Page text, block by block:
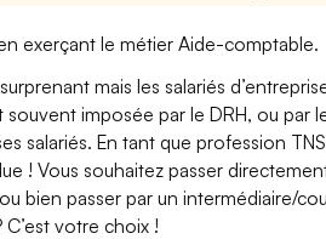
exerçant le métier Aide-comptable.
mais les salariés
imposée par le DRH, ou par
salariés. En tant que profession
! Vous souhaitez passer
bien passer par un intermédiaire/
votre choix !